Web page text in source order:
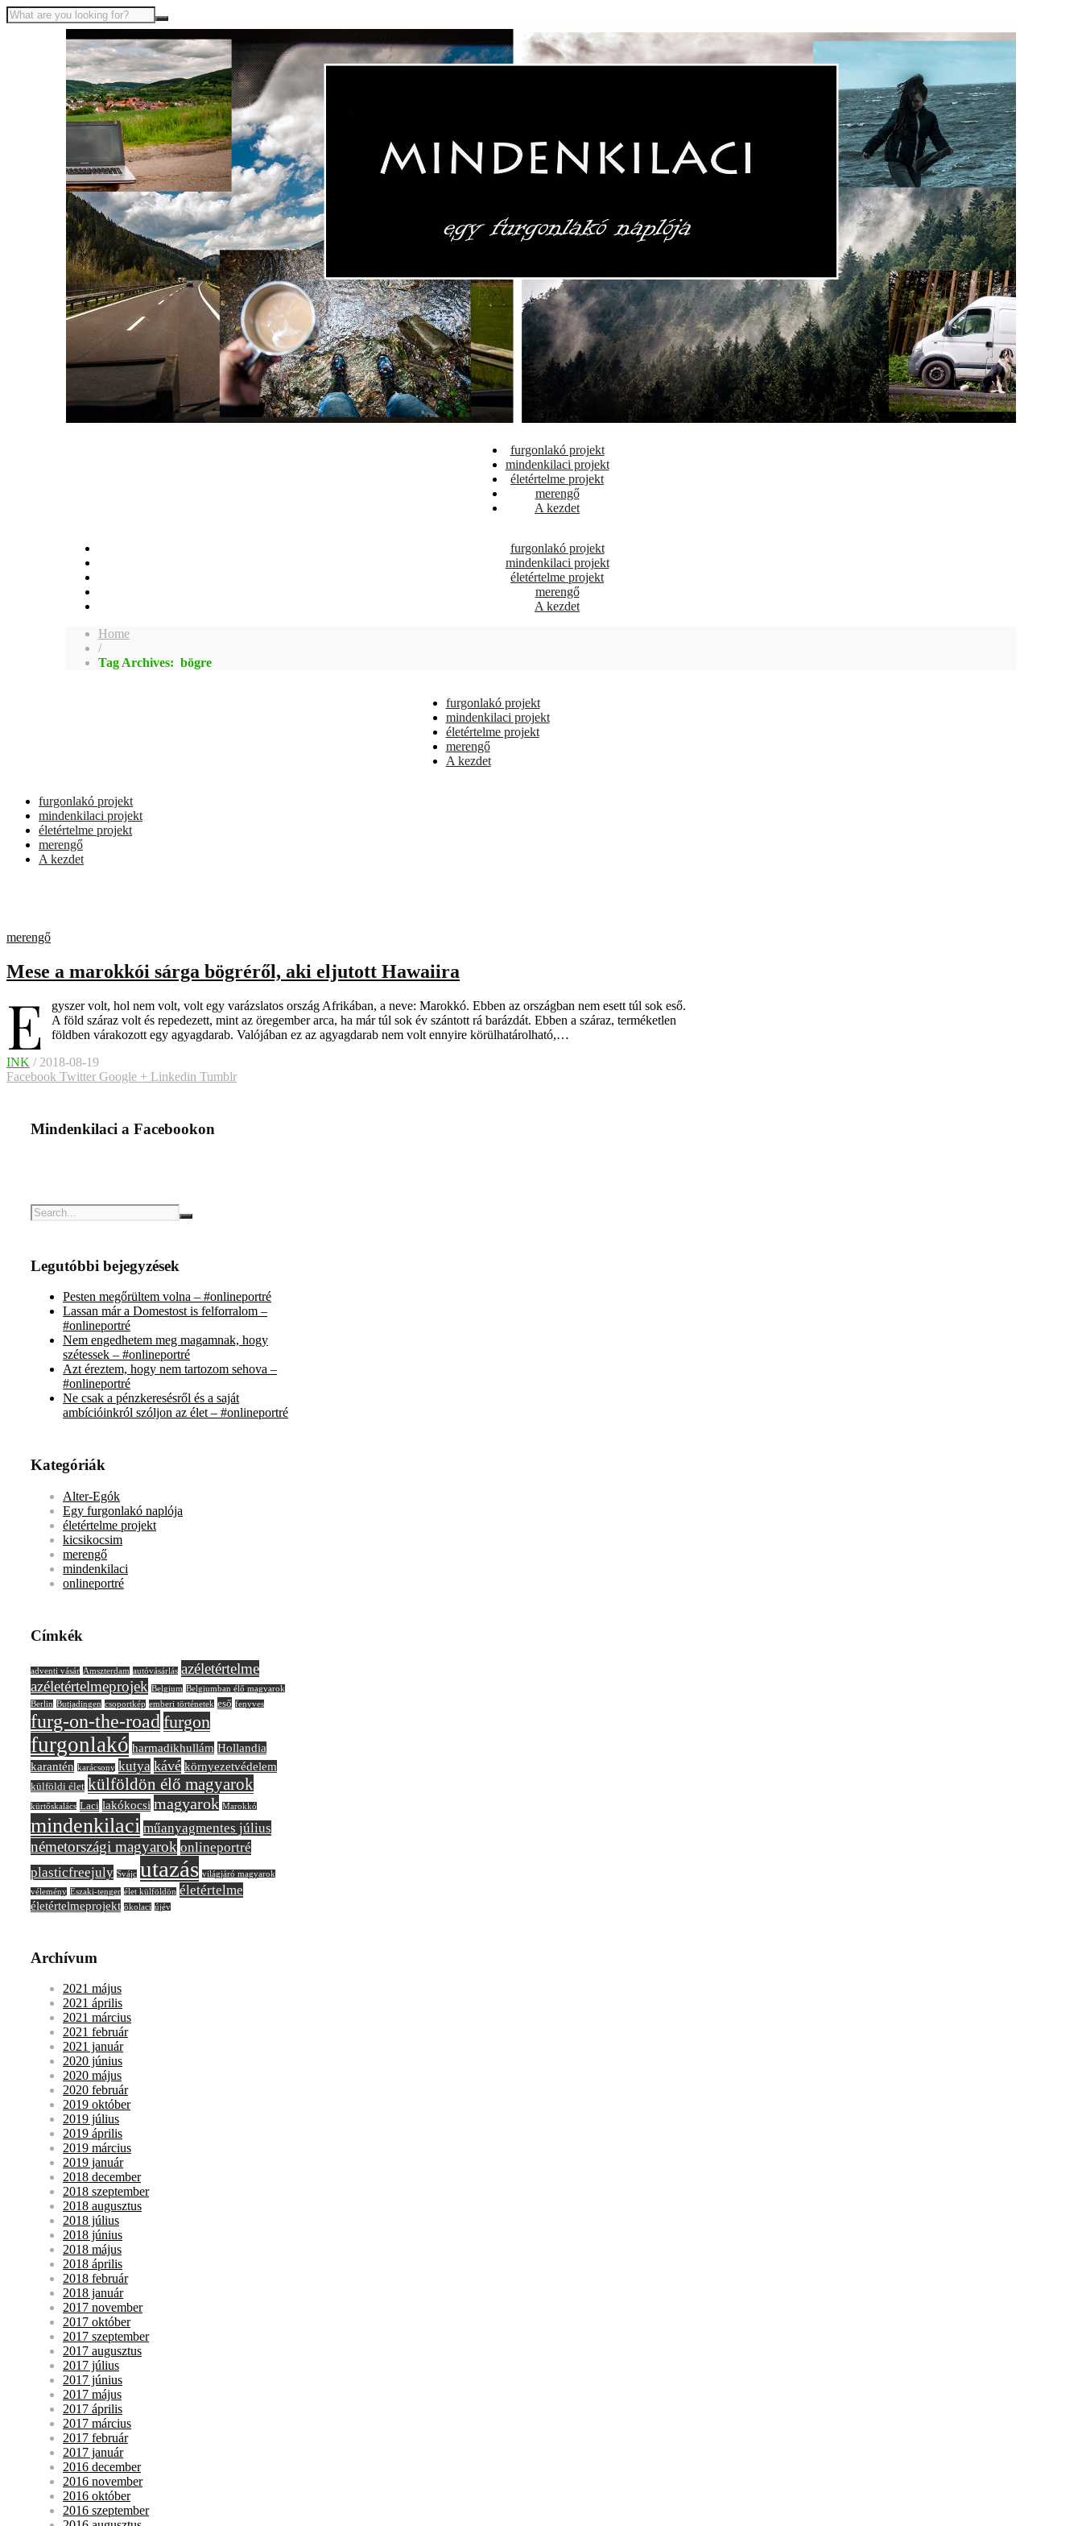
furgonlakó projekt
mindenkilaci projekt
életértelme projekt
merengő
A kezdet
furgonlakó projekt
mindenkilaci projekt
életértelme projekt
merengő
A kezdet
Home
/
Tag Archives: bögre
furgonlakó projekt
mindenkilaci projekt
életértelme projekt
merengő
A kezdet
furgonlakó projekt
mindenkilaci projekt
életértelme projekt
merengő
A kezdet
merengő
Mese a marokkói sárga bögréről, aki eljutott Hawaiira
E
gyszer volt, hol nem volt, volt egy varázslatos ország Afrikában, a neve: Marokkó. Ebben az országban nem esett túl sok eső.
A föld száraz volt és repedezett, mint az öregember arca, ha már túl sok év szántott rá barázdát. Ebben a száraz, terméketlen
földben várakozott egy agyagdarab. Valójában ez az agyagdarab nem volt ennyire körülhatárolható,…
INK / 2018-08-19
Facebook Twitter Google + Linkedin Tumblr
Mindenkilaci a Facebookon
Legutóbbi bejegyzések
Pesten megőrültem volna – #onlineportré
Lassan már a Domestost is felforralom –
#onlineportré
Nem engedhetem meg magamnak, hogy
szétessek – #onlineportré
Azt éreztem, hogy nem tartozom sehova –
#onlineportré
Ne csak a pénzkeresésről és a saját
ambícióinkról szóljon az élet – #onlineportré
Kategóriák
Alter-Egók
Egy furgonlakó naplója
életértelme projekt
kicsikocsim
merengő
mindenkilaci
onlineportré
Címkék
adventi vásár Amszterdam autóvásárlás azéletértelme
azéletértelmeprojek Belgium Belgiumban élő magyarok
Berlin Butjadingen csoportkép emberi történetek eső fenyves
furg-on-the-road furgon
furgonlakó harmadikhullám Hollandia
karantén karácsony kutya kávé környezetvédelem
külföldi élet külföldön élő magyarok
kürtőskalács Laci lakókocsi magyarok Marokkó
mindenkilaci műanyagmentes július
németországi magyarok onlineportré
plasticfreejuly Svájc utazás világjáró magyarok
vélemény Északi-tenger élet külföldön életértelme
életértelmeprojekt ökolaci újév
Archívum
2021 május
2021 április
2021 március
2021 február
2021 január
2020 június
2020 május
2020 február
2019 október
2019 július
2019 április
2019 március
2019 január
2018 december
2018 szeptember
2018 augusztus
2018 július
2018 június
2018 május
2018 április
2018 február
2018 január
2017 november
2017 október
2017 szeptember
2017 augusztus
2017 július
2017 június
2017 május
2017 április
2017 március
2017 február
2017 január
2016 december
2016 november
2016 október
2016 szeptember